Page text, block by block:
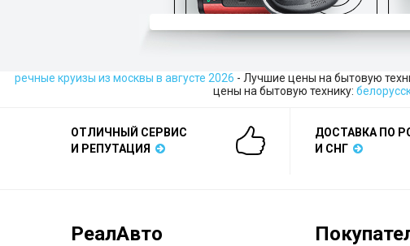
речные круизы из москвы в августе 2026 - Лучшие цены на бытовую
цены на бытовую технику:
ОТЛИЧНЫЙ СЕРВИС
И РЕПУТАЦИЯ
ДОСТАВКА ПО
И СНГ
РеалАвто